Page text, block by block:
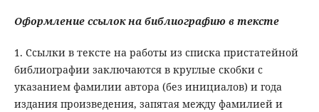
Оформление ссылок на библиографию в тексте
1. Ссылки в тексте на работы из списка пристатейной
библиографии заключаются в круглые скобки с
указанием фамилии автора (без инициалов) и года
издания произведения, запятая между фамилией и